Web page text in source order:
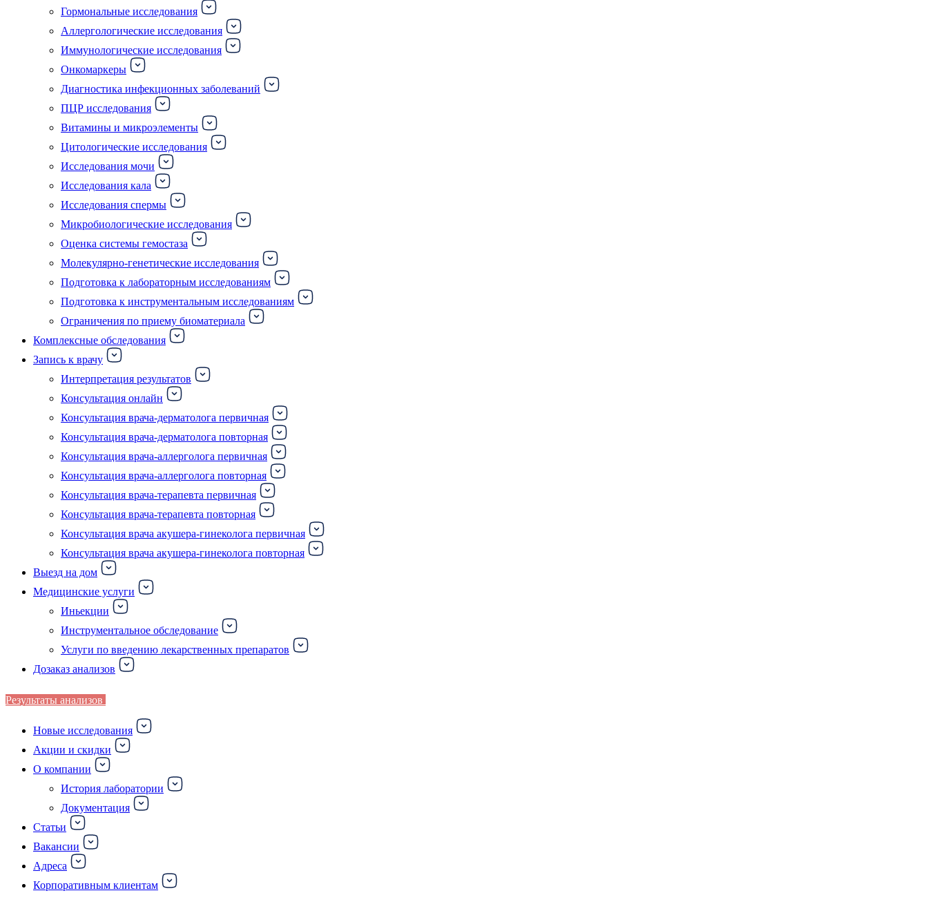
Гормональные исследования
Аллергологические исследования
Иммунологические исследования
Онкомаркеры
Диагностика инфекционных заболеваний
ПЦР исследования
Витамины и микроэлементы
Цитологические исследования
Исследования мочи
Исследования кала
Исследования спермы
Микробиологические исследования
Оценка системы гемостаза
Молекулярно-генетические исследования
Подготовка к лабораторным исследованиям
Подготовка к инструментальным исследованиям
Ограничения по приему биоматериала
Комплексные обследования
Запись к врачу
Интерпретация результатов
Консультация онлайн
Консультация врача-дерматолога первичная
Консультация врача-дерматолога повторная
Консультация врача-аллерголога первичная
Консультация врача-аллерголога повторная
Консультация врача-терапевта первичная
Консультация врача-терапевта повторная
Консультация врача акушера-гинеколога первичная
Консультация врача акушера-гинеколога повторная
Выезд на дом
Медицинские услуги
Иньекции
Инструментальное обследование
Услуги по введению лекарственных препаратов
Дозаказ анализов
Результаты анализов
Новые исследования
Акции и скидки
О компании
История лаборатории
Документация
Статьи
Вакансии
Адреса
Корпоративным клиентам